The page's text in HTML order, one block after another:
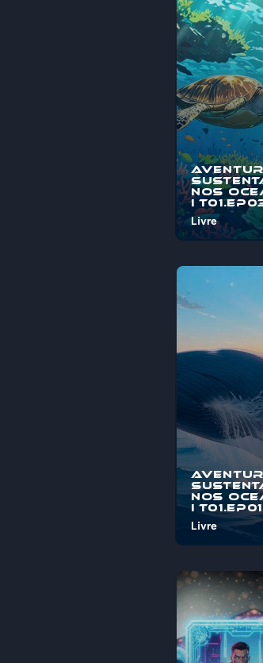
nos
I
Livre
Bem-vindo à
Sustentáveis
Oceanos", uma
pelos
maravi...
nos
I T01.EP01
Livre
Bem-vindo à
Sustentáveis
Oceanos", uma
jornada épica
pelos
maravi...